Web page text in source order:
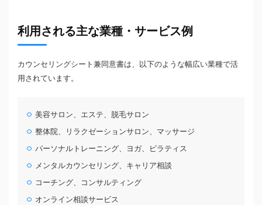
利用される主な業種・サービス例
カウンセリングシート兼同意書は、以下のような幅広い業種で活
用されています。
美容サロン、エステ、脱毛サロン
整体院、リラクゼーションサロン、マッサージ
パーソナルトレーニング、ヨガ、ピラティス
メンタルカウンセリング、キャリア相談
コーチング、コンサルティング
オンライン相談サービス